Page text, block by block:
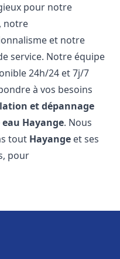
pour notre
notre
et notre
service. Notre équipe
24h/24 et 7j/7
à vos besoins
et dépannage
Hayange. Nous
tout Hayange et ses
pour